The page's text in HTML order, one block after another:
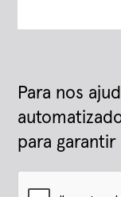
Para nos
para